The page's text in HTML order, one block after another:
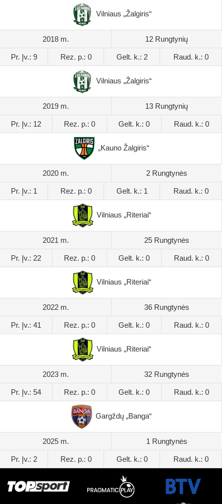
Vilniaus „Žalgiris“
2018 m. 12 Rungtynių
Pr. Įv.: 9 Rez. p.: 0 Gelt. k.: 2 Raud. k.: 0
Vilniaus „Žalgiris“
2019 m. 13 Rungtynių
Pr. Įv.: 12 Rez. p.: 0 Gelt. k.: 0 Raud. k.: 0
„Kauno Žalgiris“
2020 m. 2 Rungtynės
Pr. Įv.: 1 Rez. p.: 0 Gelt. k.: 1 Raud. k.: 0
Vilniaus „Riteriai“
2021 m. 25 Rungtynės
Pr. Įv.: 22 Rez. p.: 0 Gelt. k.: 0 Raud. k.: 0
Vilniaus „Riteriai“
2022 m. 36 Rungtynės
Pr. Įv.: 41 Rez. p.: 0 Gelt. k.: 0 Raud. k.: 0
Vilniaus „Riteriai“
2023 m. 32 Rungtynės
Pr. Įv.: 54 Rez. p.: 0 Gelt. k.: 0 Raud. k.: 0
Gargždų „Banga“
2025 m. 1 Rungtynės
Pr. Įv.: 2 Rez. p.: 0 Gelt. k.: 0 Raud. k.: 0